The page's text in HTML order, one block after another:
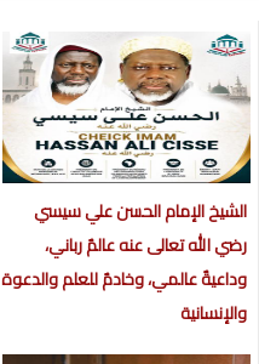
الشيخ الإمام الحسن علي سيسي
رضي الله تعالى عنه عالمٌ رباني،
وداعيةٌ عالمي، وخادمٌ للعلم والدعوة
والإنسانية